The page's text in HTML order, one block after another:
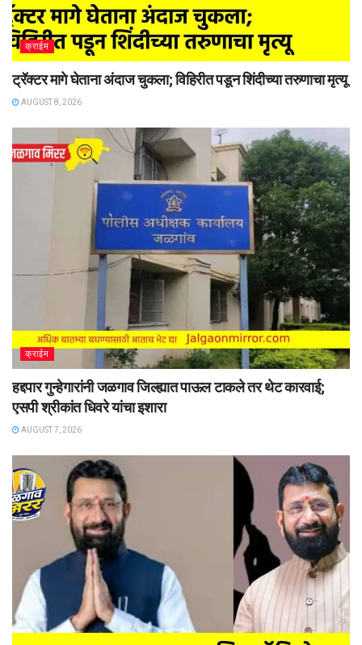
क्राईम
ट्रॅक्टर मागे घेताना अंदाज चुकला; विहिरीत पडून शिंदीच्या तरुणाचा मृत्यू
AUGUST 8, 2026
क्राईम
हद्दपार गुन्हेगारांनी जळगाव जिल्ह्यात पाऊल टाकले तर थेट कारवाई;
एसपी श्रीकांत धिवरे यांचा इशारा
AUGUST 7, 2026